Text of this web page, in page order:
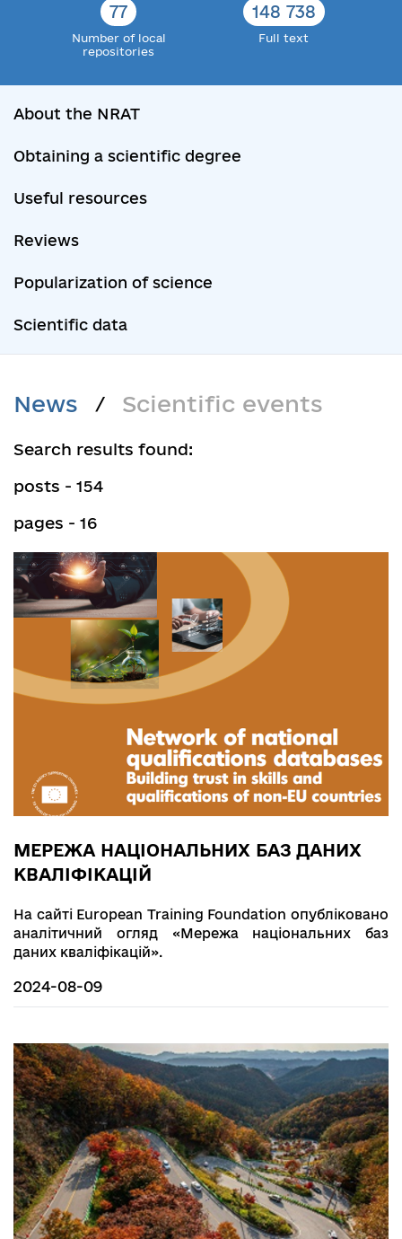
77
Number of local
repositories
148 738
Full text
About the NRAT
Obtaining a scientific degree
Useful resources
Reviews
Popularization of science
Scientific data
News / Scientific events
Search results found:
posts - 154
pages - 16
МЕРЕЖА НАЦІОНАЛЬНИХ БАЗ ДАНИХ
КВАЛІФІКАЦІЙ
На сайті European Training Foundation опубліковано
аналітичний огляд «Мережа національних баз
даних кваліфікацій».
2024-08-09